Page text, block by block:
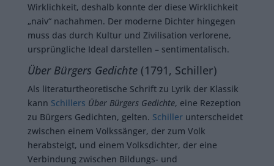
Wirklichkeit, deshalb konnte der diese Wirklichkeit
„naiv“ nachahmen. Der moderne Dichter hingegen
muss das durch Kultur und Zivilisation verlorene,
ursprüngliche Ideal darstellen – sentimentalisch.
Über Bürgers Gedichte(1791, Schiller)
Als literaturtheoretische Schrift zu Lyrik der Klassik
kann Schillers Über Bürgers Gedichte, eine Rezeption
zu Bürgers Gedichten, gelten. Schillerunterscheidet
zwischen einem Volkssänger, der zum Volk
herabsteigt, und einem Volksdichter, der eine
Verbindung zwischen Bildungs- und